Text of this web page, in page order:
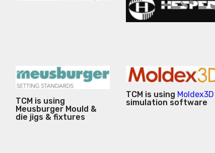
TCM is using
Meusburger Mould &
die jigs & fixtures
TCM is using Moldex3D
simulation software